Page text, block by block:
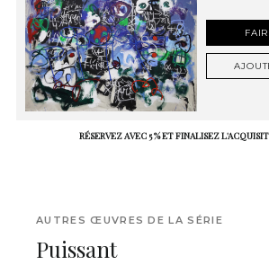
RÉSERVEZ AVEC 5 % ET FINALISEZ
AUTRES ŒUVRES DE LA SÉRIE
Puissant